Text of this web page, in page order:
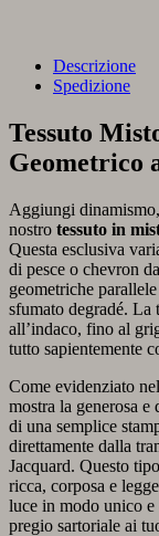
Descrizione
Spedizione
Tessuto
Geometrico
Aggiungi
nostro tessuto in
Questa esclusiva
di pesce o chevron
geometriche
sfumato degradé. La
all’indaco, fino al
tutto sapientemente
Come evidenziato
mostra la generosa
di una semplice
direttamente dalla
Jacquard. Questo
ricca, corposa e
luce in modo unico
pregio sartoriale ai